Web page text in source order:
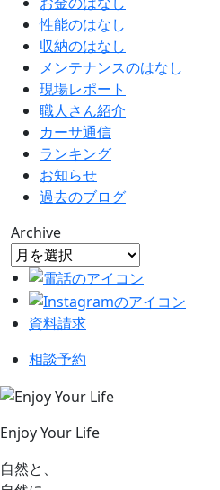
性能のはなし
収納のはなし
メンテナンスのはなし
現場レポート
職人さん紹介
カーサ通信
ランキング
お知らせ
過去のブログ
Archive
資料請求
相談予約
Enjoy Your Life
自然と、